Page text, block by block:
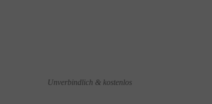
Unverbindlich & kostenlos